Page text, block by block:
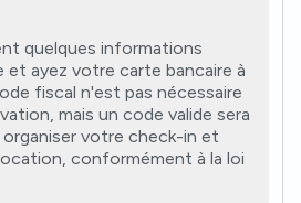
quelques informations
et ayez votre carte bancaire à
fiscal n'est pas nécessaire
mais un code valide sera
votre check-in et
conformément à la loi